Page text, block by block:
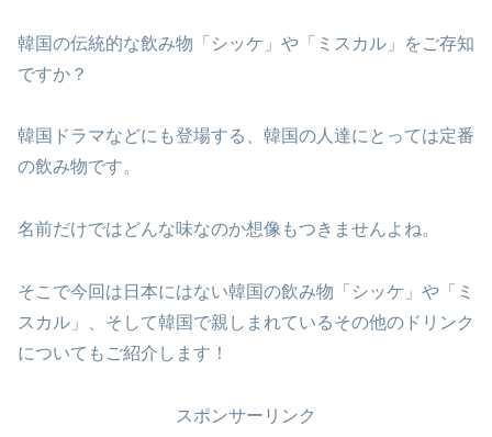
韓国の伝統的な飲み物「シッケ」や「ミスカル」をご存知
ですか？
韓国ドラマなどにも登場する、韓国の人達にとっては定番
の飲み物です。
名前だけではどんな味なのか想像もつきませんよね。
そこで今回は日本にはない韓国の飲み物「シッケ」や「ミ
スカル」、そして韓国で親しまれているその他のドリンク
についてもご紹介します！
スポンサーリンク